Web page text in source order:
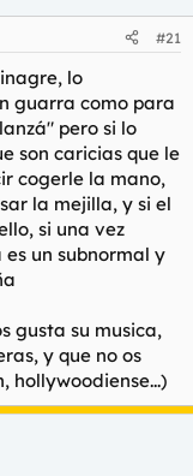
#21
lo
guarra como para
pero si lo
son caricias que le
cogerle la mano,
la mejilla, y si el
si una vez
un subnormal y
gusta su musica,
y que no os
hollywoodiense...)